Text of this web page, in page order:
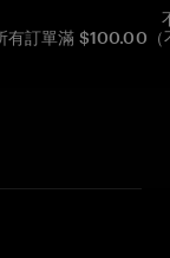
有訂單滿 $100.00（